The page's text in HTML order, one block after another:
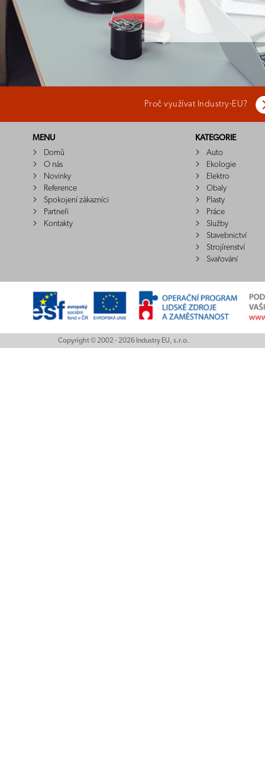
Proč využívat Industry-EU?
MENU
Domů
O nás
Novinky
Reference
Spokojení zákazníci
Partneři
Kontakty
KATEGORIE
Auto
Ekologie
Elektro
Obaly
Plasty
Práce
Služby
Stavebnictví
Strojírenství
Svařování
Copyright © 2002 - 2026 Industry EU, s.r.o.